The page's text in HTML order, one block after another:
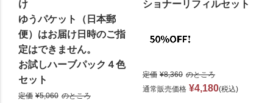
け
ゆうパケット（日本郵
便）はお届け日時のご指
定はできません。
お試しハーブパック４色
セット
定価 ¥5,060 のところ
ショナーリフィルセット
定価 ¥8,360 のところ
通常販売価格 ¥4,180 税込